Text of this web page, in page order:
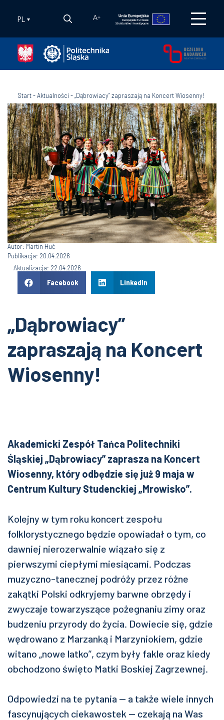
PL A+
Start-Aktualności-„Dąbrowiacy” zapraszają na Koncert Wiosenny!
Autor: Martin Huć
Publikacja: 20.04.2026
Aktualizacja: 22.04.2026
Facebook LinkedIn
„Dąbrowiacy”
zapraszają na Koncert
Wiosenny!
Akademicki Zespół Tańca Politechniki
Śląskiej „Dąbrowiacy” zaprasza na Koncert
Wiosenny, który odbędzie się już 9 maja w
Centrum Kultury Studenckiej „Mrowisko”.
Kolejny w tym roku koncert zespołu
folklorystycznego będzie opowiadał o tym, co
dawniej nierozerwalnie wiązało się z
pierwszymi ciepłymi miesiącami. Podczas
muzyczno-tanecznej podróży przez różne
zakątki Polski odkryjemy barwne obrzędy i
zwyczaje towarzyszące pożegnaniu zimy oraz
budzeniu przyrody do życia. Dowiecie się, gdzie
wędrowano z Marzanką i Marzyniokiem, gdzie
witano „nowe latko”, czym były fakle oraz kiedy
obchodzono święto Matki Boskiej Zagrzewnej.
Odpowiedzi na te pytania — a także wiele innych
fascynujących ciekawostek — czekają na Was